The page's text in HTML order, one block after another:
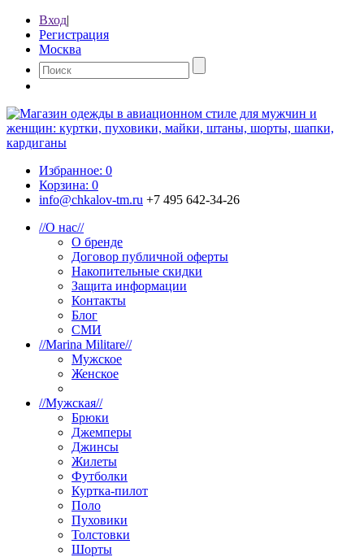
Вход|
Регистрация
Москва
Избранное: 0
Корзина: 0
info@chkalov-tm.ru +7 495 642-34-26
//О нас//
О бренде
Договор публичной оферты
Накопительные скидки
Защита информации
Контакты
Блог
СМИ
//Marina Militare//
Мужское
Женское
//Мужская//
Брюки
Джемперы
Джинсы
Жилеты
Футболки
Куртка-пилот
Поло
Пуховики
Толстовки
Шорты